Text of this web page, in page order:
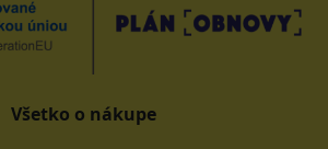
Všetko o nákupe